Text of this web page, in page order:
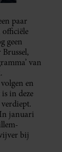
paar
officiële
geen
van
en
in deze
januari
bij